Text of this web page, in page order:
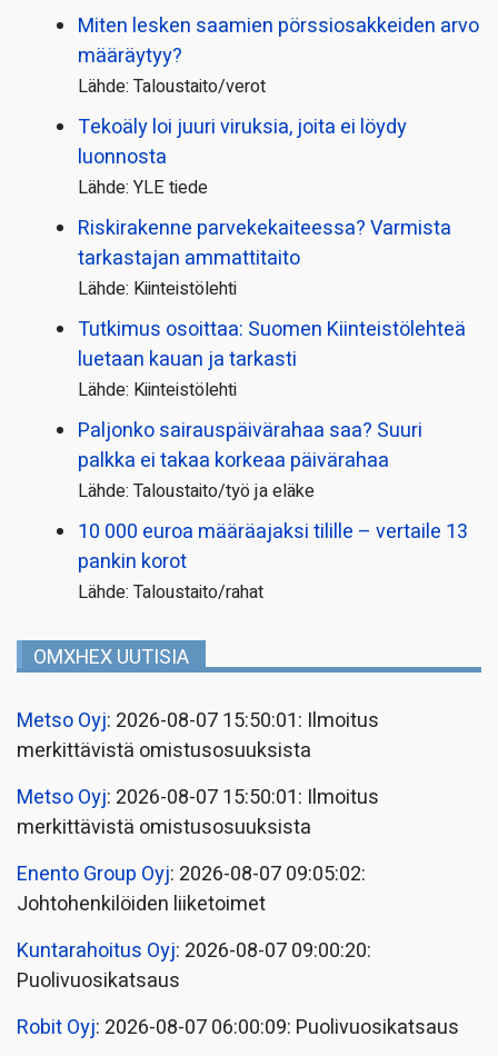
Miten lesken saamien pörssi­osakkeiden arvo
määräytyy?
Lähde: Taloustaito/verot
Tekoäly loi juuri viruksia, joita ei löydy
luonnosta
Lähde: YLE tiede
Riskirakenne parvekekaiteessa? Varmista
tarkastajan ammattitaito
Lähde: Kiinteistölehti
Tutkimus osoittaa: Suomen Kiinteistölehteä
luetaan kauan ja tarkasti
Lähde: Kiinteistölehti
Paljonko sairauspäivä­rahaa saa? Suuri
palkka ei takaa korkeaa päivärahaa
Lähde: Taloustaito/työ ja eläke
10 000 euroa määräajaksi tilille – vertaile 13
pankin korot
Lähde: Taloustaito/rahat
OMXHEX UUTISIA
Metso Oyj: 2026-08-07 15:50:01: Ilmoitus
merkittävistä omistusosuuksista
Metso Oyj: 2026-08-07 15:50:01: Ilmoitus
merkittävistä omistusosuuksista
Enento Group Oyj: 2026-08-07 09:05:02:
Johtohenkilöiden liiketoimet
Kuntarahoitus Oyj: 2026-08-07 09:00:20:
Puolivuosikatsaus
Robit Oyj: 2026-08-07 06:00:09: Puolivuosikatsaus